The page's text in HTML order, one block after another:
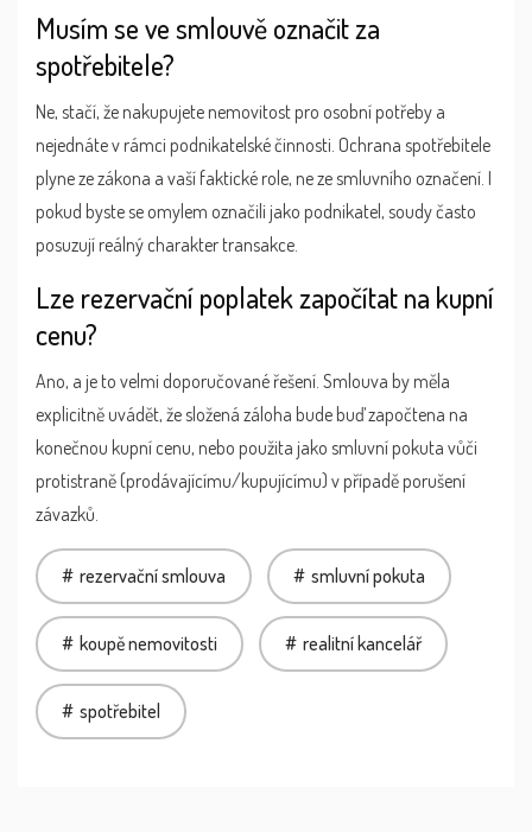
Musím se ve smlouvě označit za
spotřebitele?
Ne, stačí, že nakupujete nemovitost pro osobní potřeby a
nejednáte v rámci podnikatelské činnosti. Ochrana spotřebitele
plyne ze zákona a vaší faktické role, ne ze smluvního označení. I
pokud byste se omylem označili jako podnikatel, soudy často
posuzují reálný charakter transakce.
Lze rezervační poplatek započítat na kupní
cenu?
Ano, a je to velmi doporučované řešení. Smlouva by měla
explicitně uvádět, že složená záloha bude buď započtena na
konečnou kupní cenu, nebo použita jako smluvní pokuta vůči
protistraně (prodávajícímu/kupujícímu) v případě porušení
závazků.
rezervační smlouva smluvní pokuta
koupě nemovitosti realitní kancelář
spotřebitel